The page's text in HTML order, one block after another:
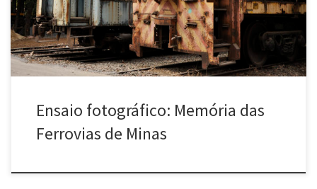
de trens. O ensaio foi feito especialmente para o […]
Ensaio fotográfico: Memória das
Ferrovias de Minas